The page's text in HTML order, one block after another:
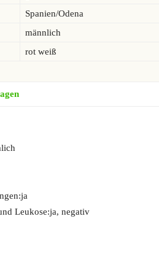
Spanien/Odena
männlich
rot weiß
Leukose:ja, negativ